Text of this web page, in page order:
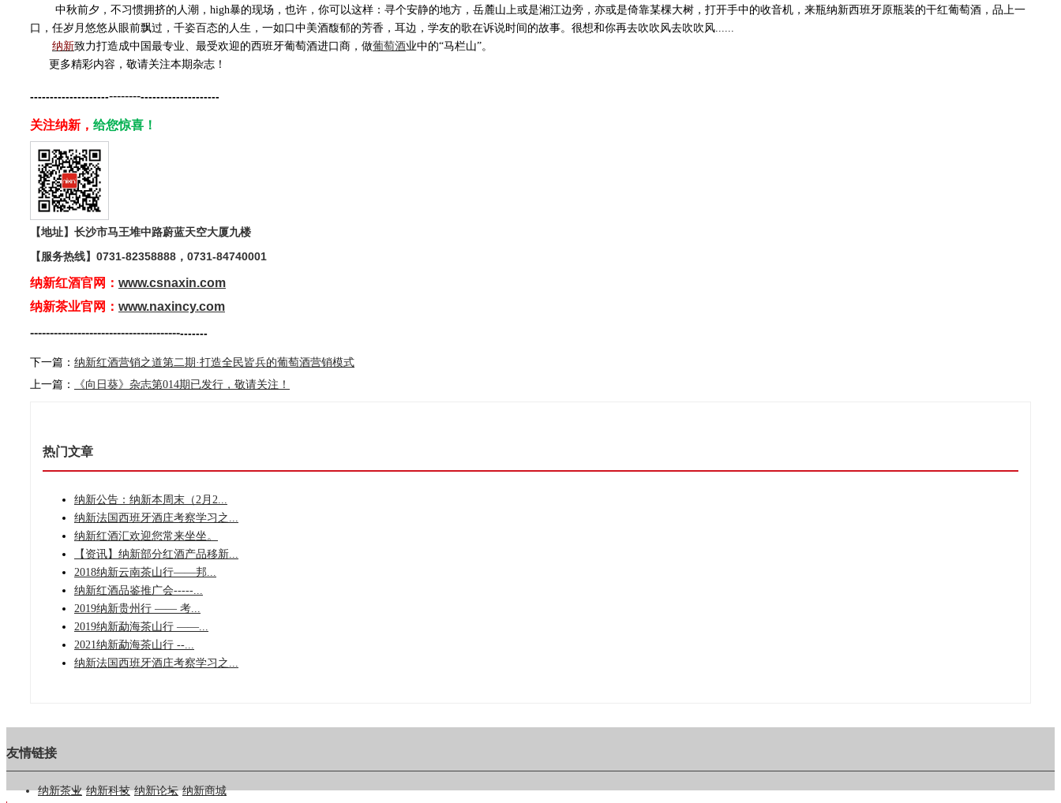
中秋前夕，不习惯拥挤的人潮，high暴的现场，也许，你可以这样：寻个安静的地方，岳麓山上或是湘江边旁，亦或是倚靠某棵大树，打开手中的收音机，来瓶纳新西班牙原瓶装的干红葡萄酒，品上一
口，任岁月悠悠从眼前飘过，千姿百态的人生，一如口中美酒馥郁的芳香，耳边，学友的歌在诉说时间的故事。很想和你再去吹吹风去吹吹风......
纳新致力打造成中国最专业、最受欢迎的西班牙葡萄酒进口商，做葡萄酒业中的“马栏山”。
更多精彩内容，敬请关注本期杂志！
------------------------------------------------
关注纳新， 给您惊喜！
【地址】长沙市马王堆中路蔚蓝天空大厦九楼
【服务热线】 0731-82358888，0731-84740001
纳新红酒官网： www.csnaxin.com
纳新茶业官网： www.naxincy.com
---------------------------------------------
下一篇： 纳新红酒营销之道第二期·打造全民皆兵的葡萄酒营销模式
上一篇：
《向日葵》杂志第014期已发行，敬请关注！
热门文章
纳新公告：纳新本周末（2月2...
纳新法国西班牙酒庄考察学习之...
纳新红酒汇欢迎您常来坐坐。
【资讯】纳新部分红酒产品移新...
2018纳新云南茶山行——邦...
纳新红酒品鉴推广会-----...
2019纳新贵州行 —— 考...
2019纳新勐海茶山行 ——...
2021纳新勐海茶山行 --...
纳新法国西班牙酒庄考察学习之...
友情链接
纳新茶业 纳新科技 纳新论坛 纳新商城